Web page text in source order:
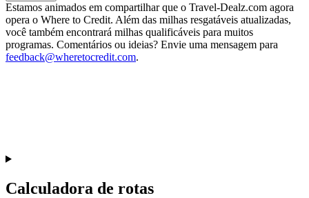
Estamos animados em compartilhar que o Travel-Dealz.com agora
opera o Where to Credit. Além das milhas resgatáveis atualizadas,
você também encontrará milhas qualificáveis para muitos
programas. Comentários ou ideias? Envie uma mensagem para
feedback@wheretocredit.com.
Calculadora de rotas